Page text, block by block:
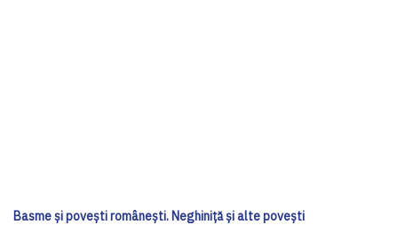
Basme și povești românești. Neghiniță și alte povești